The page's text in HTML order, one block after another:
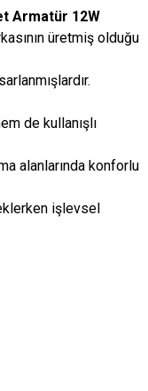
Armatür 12W
üretmiş olduğu
de kullanışlı
alanlarında konforlu
işlevsel